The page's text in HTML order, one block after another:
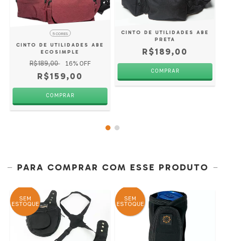
5 CORES
CINTO DE UTILIDADES ABE
ECOSIMPLE
R$189,00 16% OFF
R$159,00
COMPRAR
CINTO DE UTILIDADES ABE
PRETA
R$189,00
COMPRAR
PARA COMPRAR COM ESSE PRODUTO
SEM
ESTOQUE
SEM
ESTOQUE